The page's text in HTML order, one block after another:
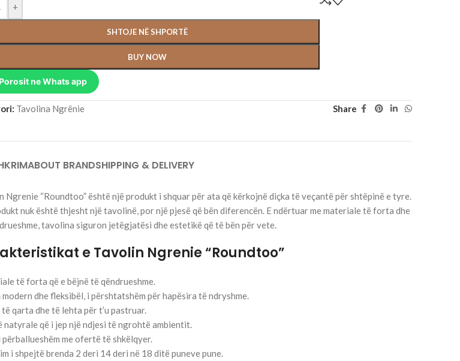
+
SHTOJE NË SHPORTË
BUY NOW
ne Whats app
Tavolina Ngrënie Share
ABOUT BRANDSHIPPING & DELIVERY
Ngrenie “Roundtoo” është një produkt i shquar për ata që kërkojnë diçka të veçantë për shtëpinë e tyre.
nuk është thjesht një tavolinë, por një pjesë që bën diferencën. E ndërtuar me materiale të forta dhe
tavolina siguron jetëgjatësi dhe estetikë që të bën për vete.
e Tavolin Ngrenie “Roundtoo”
të forta që e bëjnë të qëndrueshme.
dhe fleksibël, i përshtatshëm për hapësira të ndryshme.
të qarta dhe të lehta për t’u pastruar.
natyrale që i jep një ndjesi të ngrohtë ambientit.
përballueshëm me ofertë të shkëlqyer.
i shpejtë brenda 2 deri 14 deri në 18 ditë puneve pune.